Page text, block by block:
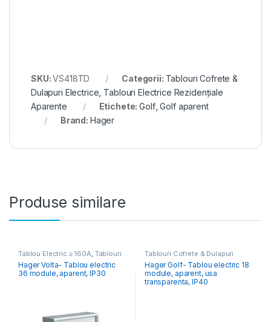
SKU:VS418TD Categorii: Tablouri Cofrete &
Dulapuri Electrice Tablouri Electrice Rezidențiale
Aparente
Etichete:Golf,Golf aparent
Brand: Hager
Produse similare
Tablou Electric ≥ 160A, Tablouri
Cofrete & Dulapuri Electrice
Hager Volta- Tablou electric
36 module, aparent, IP30
Tablouri Cofrete & Dulapuri
Electrice Tablouri Electrice
Rezidențiale Aparente
Hager Golf- Tablou electric 18
module, aparent, usa
transparenta, IP40